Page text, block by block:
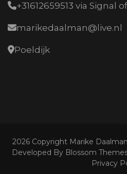
+31612659513 via Signal
marikedaalman@live.nl
Poeldijk
2026 Copyright Marike Daalman
Developed By Blossom
Privacy